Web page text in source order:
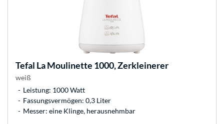
Tefal La Moulinette 1000, Zerkleinerer
weiß
Leistung: 1000 Watt
Fassungsvermögen: 0,3 Liter
Messer: eine Klinge, herausnehmbar